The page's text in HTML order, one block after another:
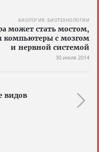
БИОЛОГИЯ, БИОТЕХНОЛОГИИ
может стать мостом,
с мозгом
и нервной системой
30 июля 2014
видов